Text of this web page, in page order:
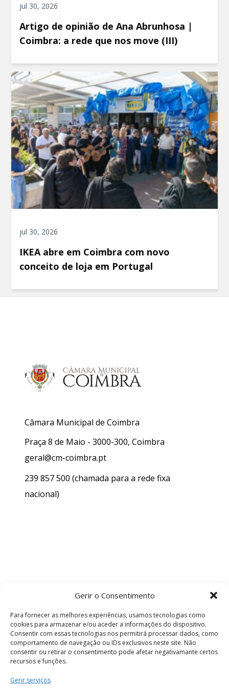
Gerir o Consentimento
Para fornecer as melhores experiências, usamos tecnologias como
cookies para armazenar e/ou aceder a informações do dispositivo.
Consentir com essas tecnologias nos permitirá processar dados, como
comportamento de navegação ou IDs exclusivos neste site. Não
consentir ou retirar o consentimento pode afetar negativamante certos
recursos e funções.
Gerir serviços
jul 30, 2026
Artigo de opinião de Ana Abrunhosa |
Coimbra: a rede que nos move (III)
jul 30, 2026
IKEA abre em Coimbra com novo
conceito de loja em Portugal
Câmara Municipal de Coimbra
Praça 8 de Maio - 3000-300, Coimbra
geral@cm-coimbra.pt
239 857 500 (chamada para a rede fixa
nacional)
Termos e Condições